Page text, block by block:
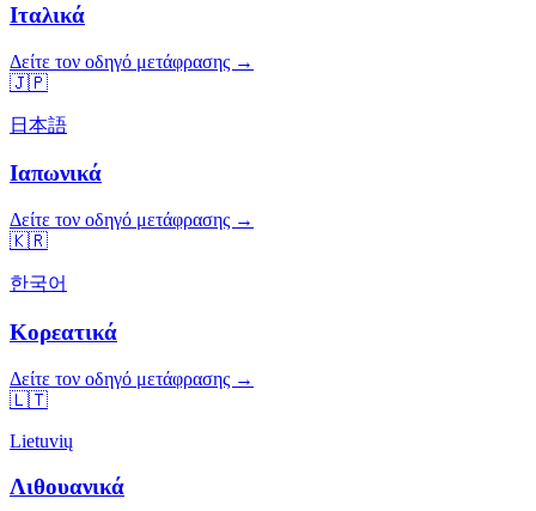
Ιταλικά
Δείτε τον οδηγό μετάφρασης →
🇯🇵
日本語
Ιαπωνικά
Δείτε τον οδηγό μετάφρασης →
🇰🇷
한국어
Κορεατικά
Δείτε τον οδηγό μετάφρασης →
🇱🇹
Lietuvių
Λιθουανικά